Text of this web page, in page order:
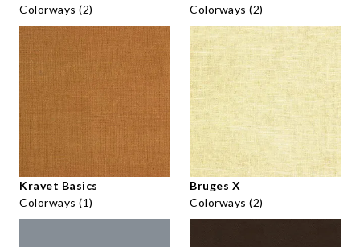
Colorways (2)
Colorways (2)
Kravet Basics
Colorways (1)
Bruges X
Colorways (2)